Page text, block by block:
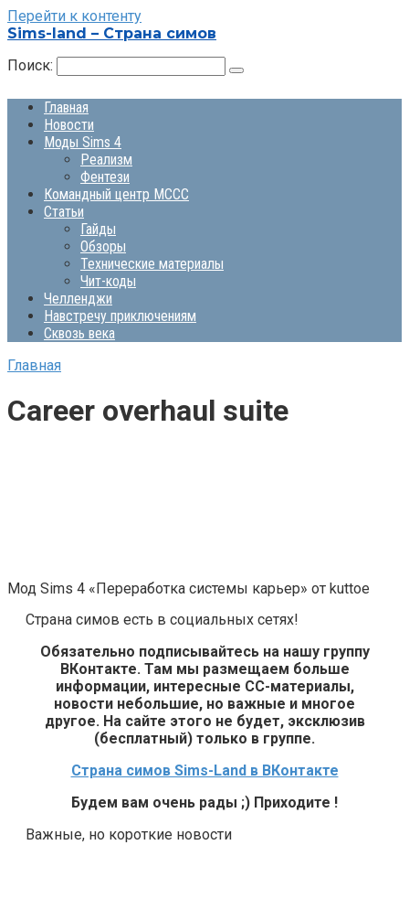
Перейти к контенту
Sims-land – Страна симов
Поиск:
Главная
Новости
Моды Sims 4
Реализм
Фентези
Командный центр MCCC
Статьи
Гайды
Обзоры
Технические материалы
Чит-коды
Челленджи
Навстречу приключениям
Сквозь века
Главная
Career overhaul suite
Мод Sims 4 «Переработка системы карьер» от kuttoe
Страна симов есть в социальных сетях!
Обязательно подписывайтесь на нашу группу
ВКонтакте. Там мы размещаем больше
информации, интересные СС-материалы,
новости небольшие, но важные и многое
другое. На сайте этого не будет, эксклюзив
(бесплатный) только в группе.
Страна симов Sims-Land в ВКонтакте
Будем вам очень рады ;) Приходите !
Важные, но короткие новости